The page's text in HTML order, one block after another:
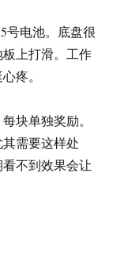
电池。底盘很
上打滑。工作
疼。
块单独奖励。
需要这样处
不到效果会让